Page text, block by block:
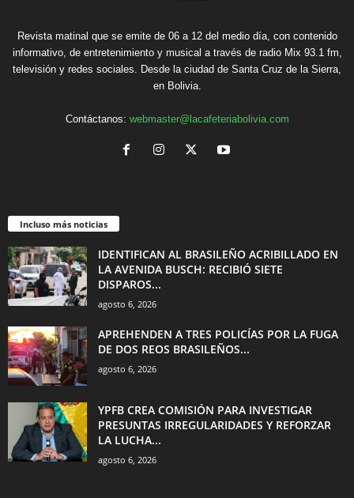
Revista matinal que se emite de 06 a 12 del medio día, con contenido
informativo, de entretenimiento y musical a través de radio Mix 93.1 fm,
televisión y redes sociales. Desde la ciudad de Santa Cruz de la Sierra,
en Bolivia.
Contáctanos: webmaster@lacafeteriabolivia.com
Incluso más noticias
IDENTIFICAN AL BRASILEÑO ACRIBILLADO EN
LA AVENIDA BUSCH: RECIBIÓ SIETE
DISPAROS...
agosto 6, 2026
APREHENDEN A TRES POLICÍAS POR LA FUGA
DE DOS REOS BRASILEÑOS...
agosto 6, 2026
YPFB CREA COMISIÓN PARA INVESTIGAR
PRESUNTAS IRREGULARIDADES Y REFORZAR
LA LUCHA...
agosto 6, 2026